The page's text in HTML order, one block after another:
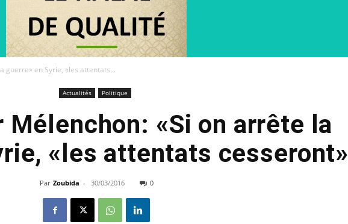
guerre» en Syrie, «les attentats...
Actualités Politique
Mélenchon: «Si on arrête la
«les attentats cesseront»
Par Zoubida - 30/03/2016 0